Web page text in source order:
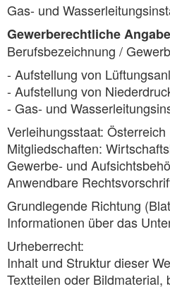
Gas- und
Gewerberechtliche
Berufsbezeichnung /
- Aufstellung von
- Aufstellung von
- Gas- und
Verleihungsstaat: Österreich
Mitgliedschaften:
Gewerbe- und
Anwendbare
Grundlegende Richtung
Informationen über das
Urheberrecht:
Inhalt und Struktur dieser
Textteilen oder